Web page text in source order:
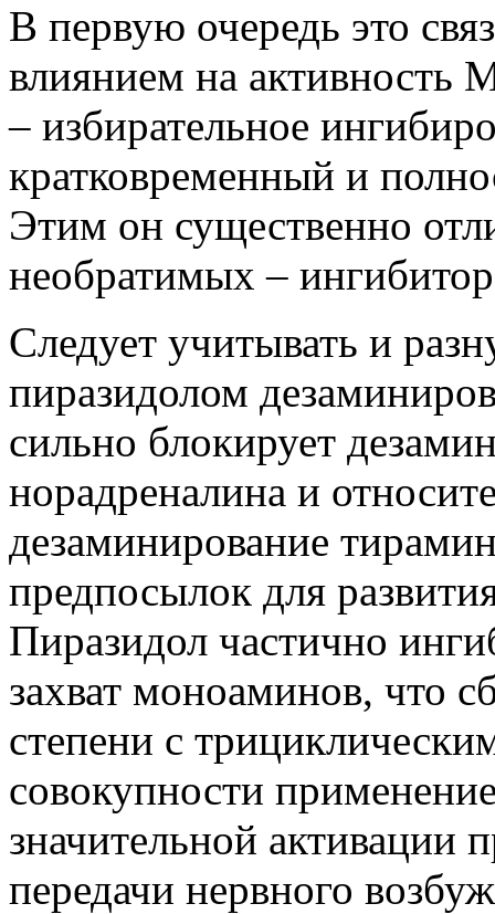
В первую очередь это
влиянием на активность
– избирательное
кратковременный и
Этим он существенно
необратимых –
Следует учитывать и
пиразидолом
сильно блокирует
норадреналина и
дезаминирование
предпосылок для
Пиразидол частично
захват моноаминов, что
степени с
совокупности
значительной активации
передачи нервного